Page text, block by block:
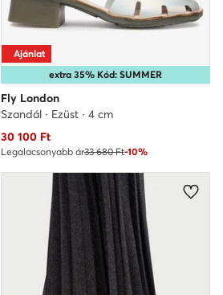
extra 35% Kód: SUMMER
Ajánlat
Fly London
Szandál · Ezüst · 4 cm
Aktuális ár
30 100Ft
Legalacsonyabb ár33 680 Ft-10%